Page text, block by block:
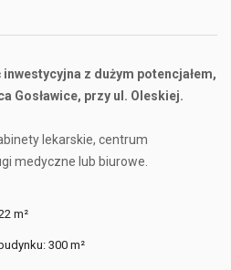
z dużym potencjałem,
Gosławice, przy ul. Oleskiej.
lekarskie, centrum
medyczne lub biurowe.
m²
300 m²